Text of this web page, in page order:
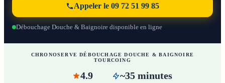
Appeler le 09 72 51 99 85
Débouchage Douche & Baignoire disponible en ligne
CHRONOSERVE DÉBOUCHAGE DOUCHE & BAIGNOIRE
TOURCOING
4.9 ~35 minutes